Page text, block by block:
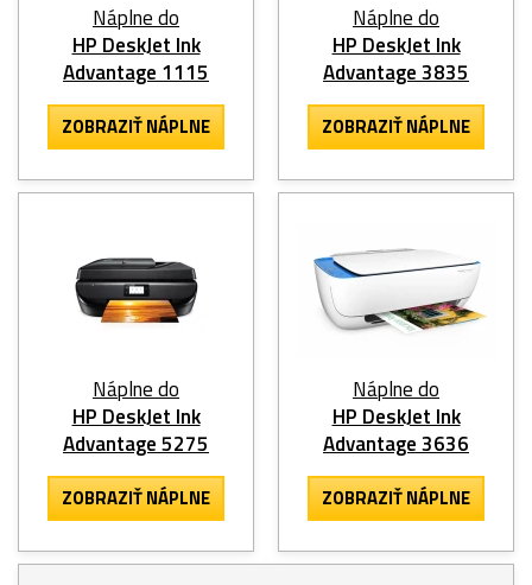
Náplne do
HP DeskJet Ink
Advantage 1115
ZOBRAZIŤ NÁPLNE
Náplne do
HP DeskJet Ink
Advantage 3835
ZOBRAZIŤ NÁPLNE
Náplne do
HP DeskJet Ink
Advantage 5275
ZOBRAZIŤ NÁPLNE
Náplne do
HP DeskJet Ink
Advantage 3636
ZOBRAZIŤ NÁPLNE